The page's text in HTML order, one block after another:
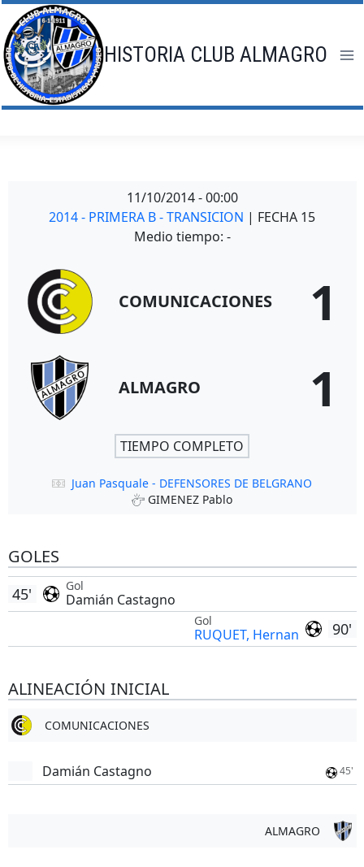
Saltar
al
contenido
HISTORIA CLUB ALMAGRO
11/10/2014 - 00:00
2014 - PRIMERA B - TRANSICION | FECHA 15
Medio tiempo: -
COMUNICACIONES 1
ALMAGRO 1
TIEMPO COMPLETO
Juan Pasquale - DEFENSORES DE BELGRANO
GIMENEZ Pablo
GOLES
Gol
Damián Castagno
45'
90'
Gol
RUQUET, Hernan
ALINEACIÓN INICIAL
COMUNICACIONES
Damián Castagno 45'
ALMAGRO